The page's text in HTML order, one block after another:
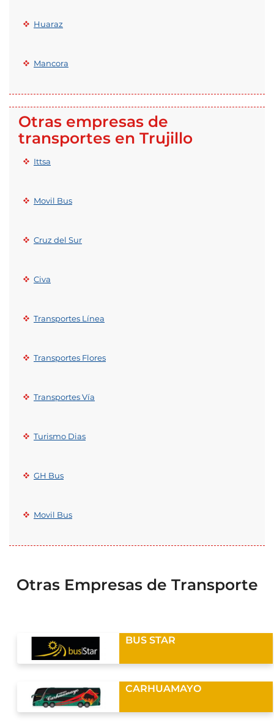
Huaraz
Mancora
Otras empresas de
transportes en Trujillo
Ittsa
Movil Bus
Cruz del Sur
Civa
Transportes Línea
Transportes Flores
Transportes Vía
Turismo Dias
GH Bus
Movil Bus
Otras Empresas de Transporte
BUS STAR
CARHUAMAYO